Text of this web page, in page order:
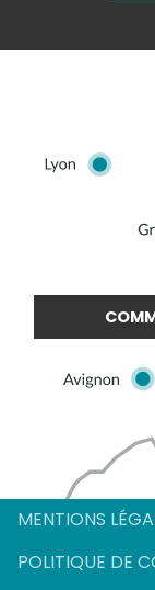
MENTIONS
POLITIQUE DE